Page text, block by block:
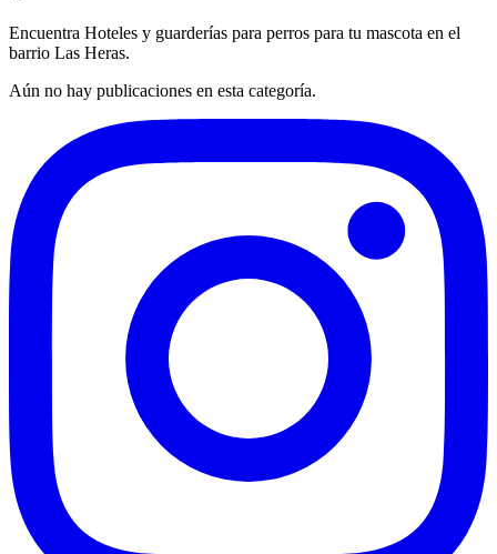
Encuentra Hoteles y guarderías para perros para tu mascota en el
barrio Las Heras.
Aún no hay publicaciones en esta categoría.